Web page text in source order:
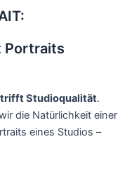
Portraits
Studioqualität.
die Natürlichkeit einer
eines Studios –